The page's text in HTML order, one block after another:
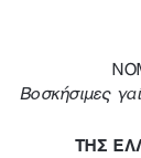
Bοσκήσιμες
ΤΗΣ